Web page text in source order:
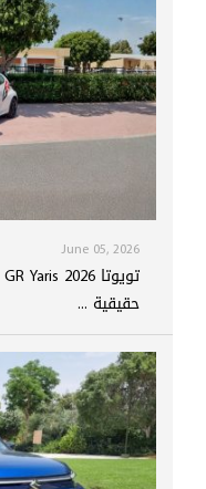
June 05, 2026
حقيقية ...